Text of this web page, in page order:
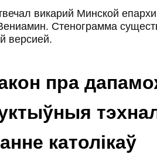
викарий Минской
Стенограмма
версией.
пра
католікаў